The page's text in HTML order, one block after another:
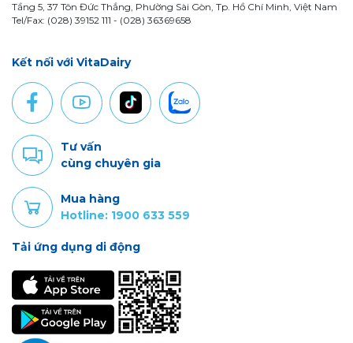
Tầng 5, 37 Tôn Đức Thắng, Phường Sài Gòn, Tp. Hồ Chí Minh, Việt Nam
Tel/Fax: (028) 39152 111 - (028) 36369658
Kết nối với VitaDairy
Tư vấn
cùng chuyên gia
Mua hàng
Hotline: 1900 633 559
Tải ứng dụng di động